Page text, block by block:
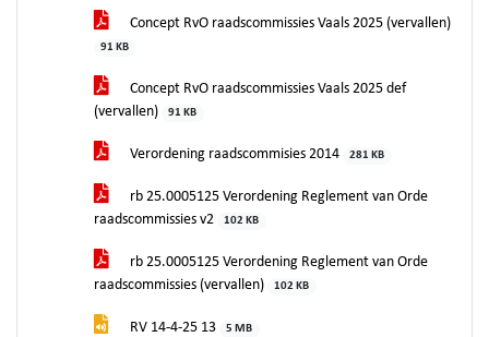
Concept RvO raadscommissies Vaals 2025 (vervallen)
91 KB
Concept RvO raadscommissies Vaals 2025 def
(vervallen)
91 KB
Verordening raadscommisies 2014 281 KB
rb 25.0005125 Verordening Reglement van Orde
raadscommissies v2
102 KB
rb 25.0005125 Verordening Reglement van Orde
raadscommissies (vervallen)
102 KB
RV 14-4-25 13 5 MB